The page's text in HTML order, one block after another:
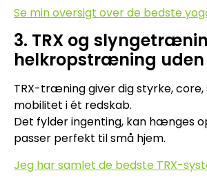
Se min oversigt over de bedste
3. TRX og
helkropstræning
TRX-træning giver dig styrke,
mobilitet i ét redskab.
Det fylder ingenting, kan hænges
passer perfekt til små hjem.
Jeg har samlet de bedste TRX-